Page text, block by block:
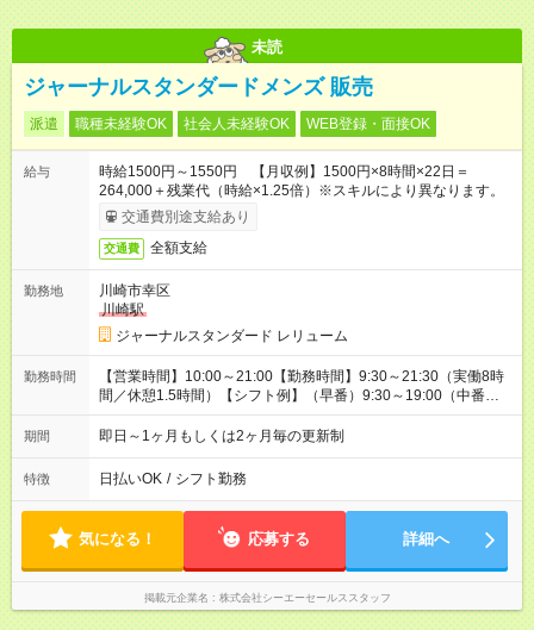
未読
ジャーナルスタンダードメンズ 販売
派遣 職種未経験OK 社会人未経験OK WEB登録・面接OK
給与
時給1500円～1550円 【月収例】1500円×8時間×22日＝
264,000＋残業代（時給×1.25倍）※スキルにより異なります。
交通費別途支給あり
交通費 全額支給
勤務地
川崎市幸区
川崎駅
ジャーナルスタンダード レリューム
勤務時間
【営業時間】10:00～21:00【勤務時間】9:30～21:30（実働8時
間／休憩1.5時間）【シフト例】（早番）9:30～19:00（中番）
11:00～20:30（遅番）11:30～21:30
期間 即日～1ヶ月もしくは2ヶ月毎の更新制
特徴 日払いOK / シフト勤務
気になる！ 応募する 詳細へ
掲載元企業名 株式会社シーエーセールススタッフ